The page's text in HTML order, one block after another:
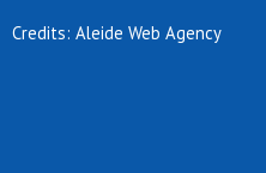
Credits: Aleide Web Agency